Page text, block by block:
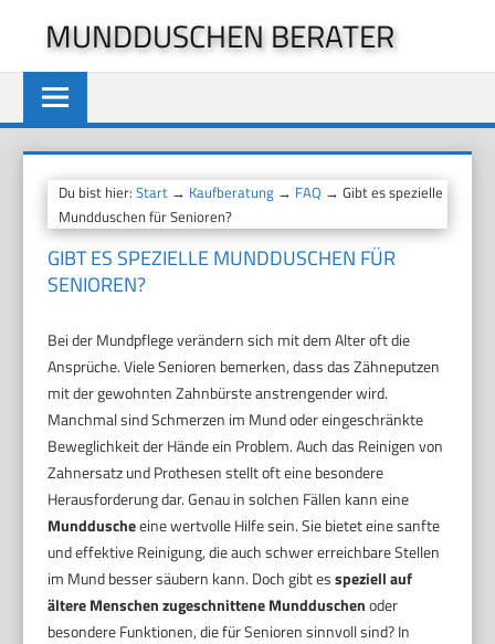
springen
MUNDDUSCHEN BERATER
Du bist hier:Start → Kaufberatung → FAQ → Gibt es spezielle
Mundduschen für Senioren?
GIBT ES SPEZIELLE MUNDDUSCHEN FÜR
SENIOREN?
Bei der Mundpflege verändern sich mit dem Alter oft die
Ansprüche. Viele Senioren bemerken, dass das Zähneputzen
mit der gewohnten Zahnbürste anstrengender wird.
Manchmal sind Schmerzen im Mund oder eingeschränkte
Beweglichkeit der Hände ein Problem. Auch das Reinigen von
Zahnersatz und Prothesen stellt oft eine besondere
Herausforderung dar. Genau in solchen Fällen kann eine
Mundduscheeine wertvolle Hilfe sein. Sie bietet eine sanfte
und effektive Reinigung, die auch schwer erreichbare Stellen
im Mund besser säubern kann. Doch gibt esspeziell auf
ältere Menschen zugeschnittene Mundduschenoder
besondere Funktionen, die für Senioren sinnvoll sind? In